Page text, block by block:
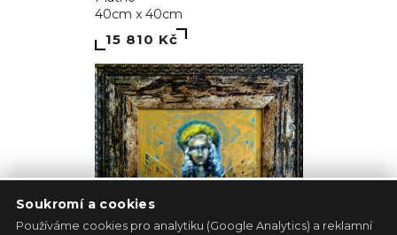
40cm x 40cm
15 810 Kč
Soukromí a cookies
Používáme cookies pro analytiku (Google Analytics) a reklamní